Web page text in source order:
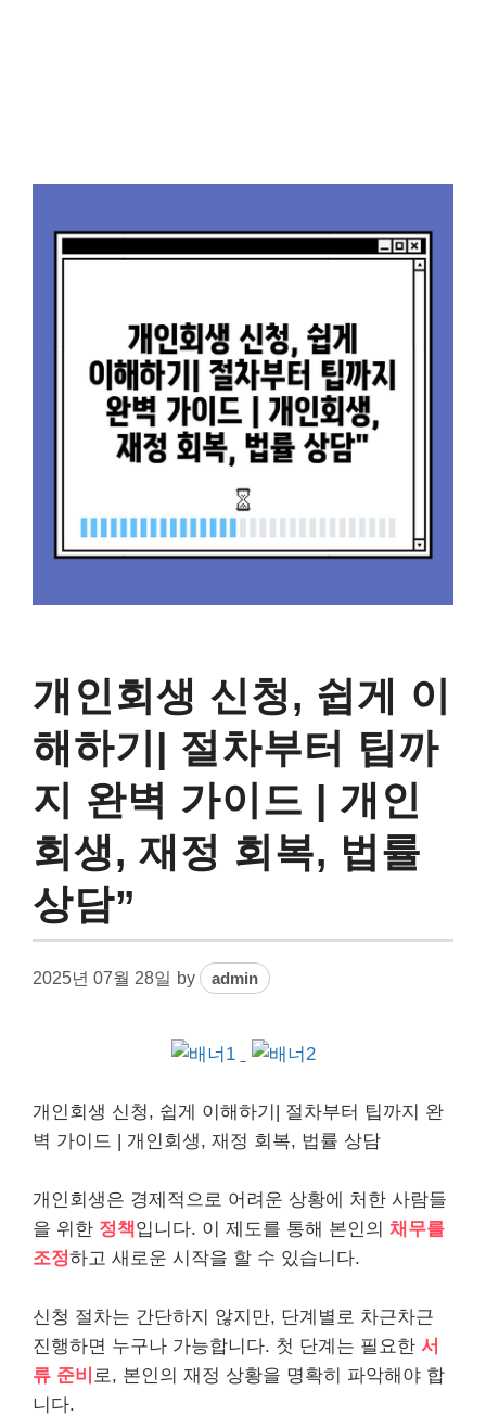
개인회생 신청, 쉽게 이
해하기| 절차부터 팁까
지 완벽 가이드 | 개인
회생, 재정 회복, 법률
상담”
2025년 07월 28일 by admin
개인 회생 신청, 쉽게 이해하기| 절차부터 팁까지 완
벽 가이드 | 개인 회생, 재정 회복, 법률 상담
개인회생은 경제적으로 어려운 상황에 처한 사람들
을 위한 정책입니다. 이 제도를 통해 본인의 채무를
조정하고 새로운 시작을 할 수 있습니다.
신청 절차는 간단하지 않지만, 단계별로 차근차근
진행하면 누구나 가능합니다. 첫 단계는 필요한 서
류 준비 로, 본인의 재정 상황을 명확히 파악해야 합
니다.